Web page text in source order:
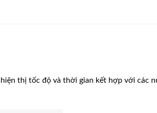
thị tốc độ và thời gian kết hợp với các